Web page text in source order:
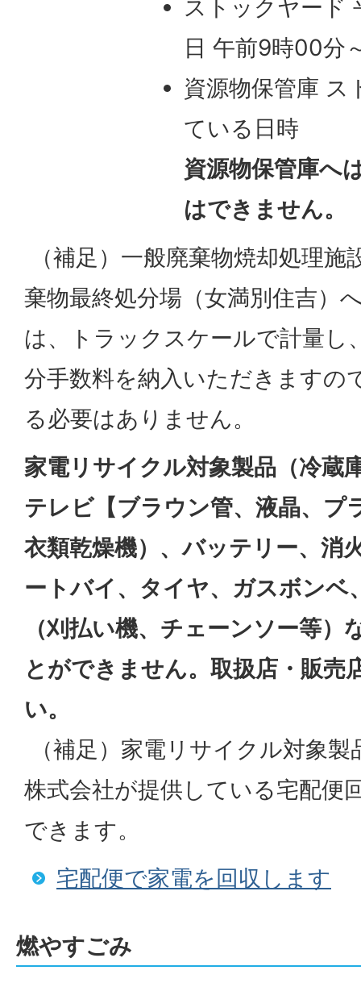
ストックヤード
日 午前9時00分
資源物保管庫 ス
ている日時
資源物保管庫へ
はできません。
（補足）一般廃棄物焼却処理施
棄物最終処分場（女満別住吉）
は、トラックスケールで計量し
分手数料を納入いただきますの
る必要はありません。
家電リサイクル対象製品（冷蔵
テレビ【ブラウン管、液晶、プ
衣類乾燥機）、バッテリー、消
ートバイ、タイヤ、ガスボンベ
（刈払い機、チェーンソー等
とができません。取扱店・販売
い。
（補足）家電リサイクル対象
株式会社が提供している宅配便
できます。
宅配便で家電を回収します
燃やすごみ